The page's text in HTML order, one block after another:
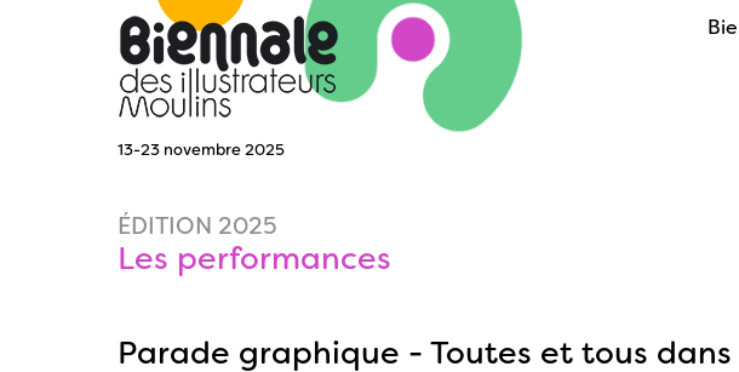
13-23 novembre 2025
ÉDITION 2025
Les performances
Parade graphique - Toutes et tous dans